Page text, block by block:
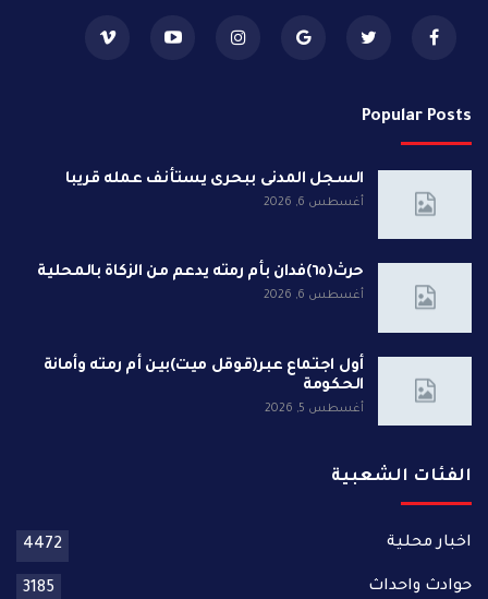
Popular Posts
السجل المدنى ببحرى يستأنف عمله قريبا
أغسطس 6, 2026
حرث(٦٥)فدان بأم رمته يدعم من الزكاة بالمحلية
أغسطس 6, 2026
أول اجتماع عبر(قوقل ميت)بين أم رمته وأمانة
الحكومة
أغسطس 5, 2026
الفئات الشعبية
اخبار محلية 4472
حوادث واحداث 3185